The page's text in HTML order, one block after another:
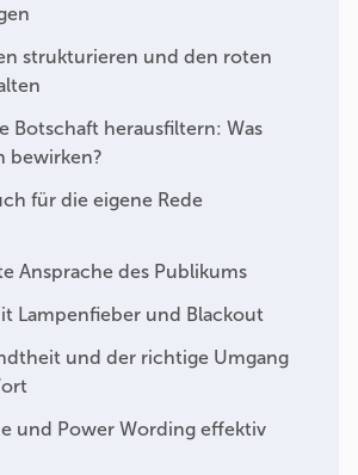
strukturieren und den roten
Botschaft herausfiltern: Was
bewirken?
für die eigene Rede
Ansprache des Publikums
Lampenfieber und Blackout
und der richtige Umgang
und Power Wording effektiv